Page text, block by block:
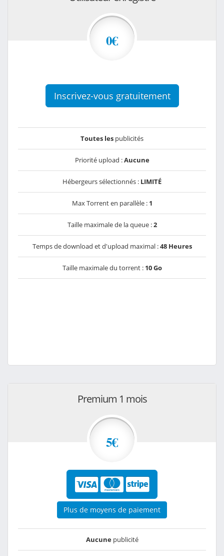
0€
Inscrivez-vous gratuitement
Toutes les publicités
Priorité upload :Aucune
Hébergeurs sélectionnés : LIMITÉ
Max Torrent en parallèle : 1
Taille maximale de la queue :2
Temps de download et d'upload maximal :48 Heures
Taille maximale du torrent : 10 Go
Premium 1 mois
5€
Plus de moyens de paiement
Aucunepublicité